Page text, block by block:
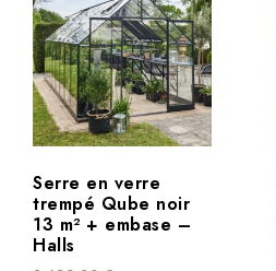
Serre en verre
trempé Qube noir
13 m² + embase –
Halls